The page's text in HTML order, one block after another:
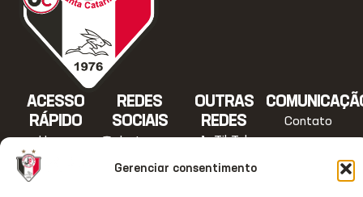
Gerenciar consentimento
ACESSO
RÁPIDO
Home
Clube
REDES
SOCIAIS
Instagram
Facebook
OUTRAS
REDES
TikTok
Threads
Contato
Transparência